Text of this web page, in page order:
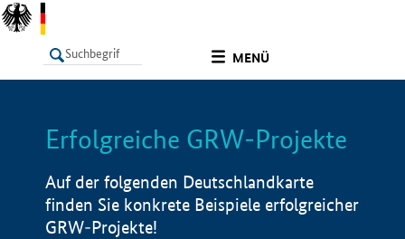
MENÜ
LISTE Info
Erfolgreiche GRW-Projekte
Auf der folgenden Deutschlandkarte
finden Sie konkrete Beispiele erfolgreicher
GRW-Projekte!